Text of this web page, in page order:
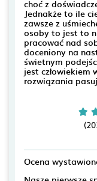
choć z
Jednakże to ile
zawsze z
osoby to jest to
pracować nad
doceniony na
świetnym
jest człowiekiem
rozwiązania
Ocena